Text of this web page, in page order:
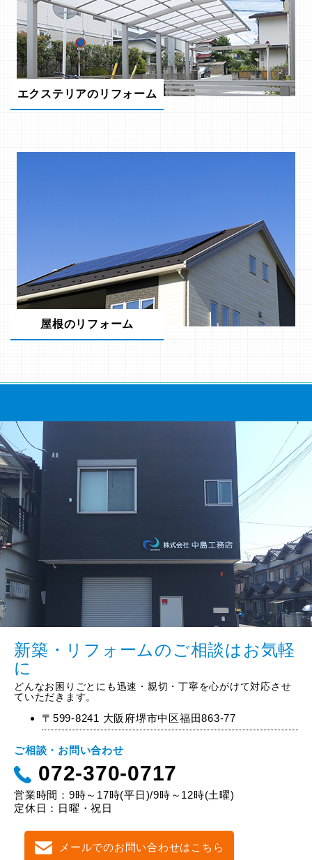
エクステリアのリフォーム
屋根のリフォーム
新築・リフォームのご相談はお気軽
に
どんなお困りごとにも迅速・親切・丁寧を心がけて対応させ
ていただきます。
〒599-8241 大阪府堺市中区福田863-77
ご相談・お問い合わせ
072-370-0717
営業時間：9時～17時(平日)/9時～12時(土曜)
定休日：日曜・祝日
メールでのお問い合わせはこちら